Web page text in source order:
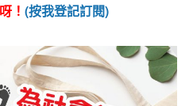
！ (按我登記訂閱)